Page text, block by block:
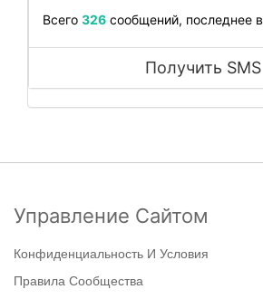
Всего 326 сообщений, последнее в
Получить SMS
Управление Сайтом
Конфиденциальность И Условия
Правила Сообщества